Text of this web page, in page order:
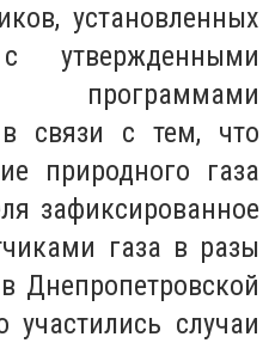
установленных
утвержденными
программами
связи с тем, что
природного газа
зафиксированное
газа в разы
Днепропетровской
участились случаи